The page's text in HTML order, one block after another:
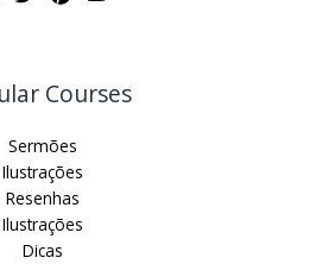
Courses
Sermões
Ilustrações
Resenhas
Ilustrações
Dicas